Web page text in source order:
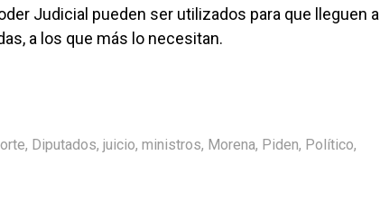
Judicial pueden ser utilizados para que lleguen a
a los que más lo necesitan.
, Diputados, juicio, ministros, Morena, Piden, Político,